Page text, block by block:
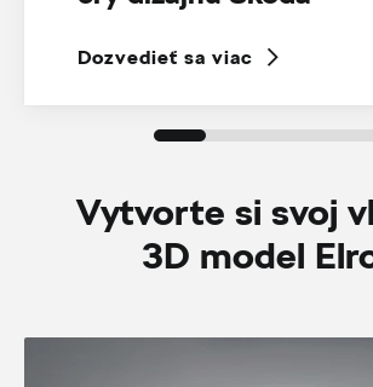
Dozvedieť sa viac
Vytvorte si svoj
3D model